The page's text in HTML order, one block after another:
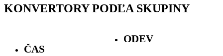
KONVERTORY PODĽA SKUPINY
ČAS
ODEV